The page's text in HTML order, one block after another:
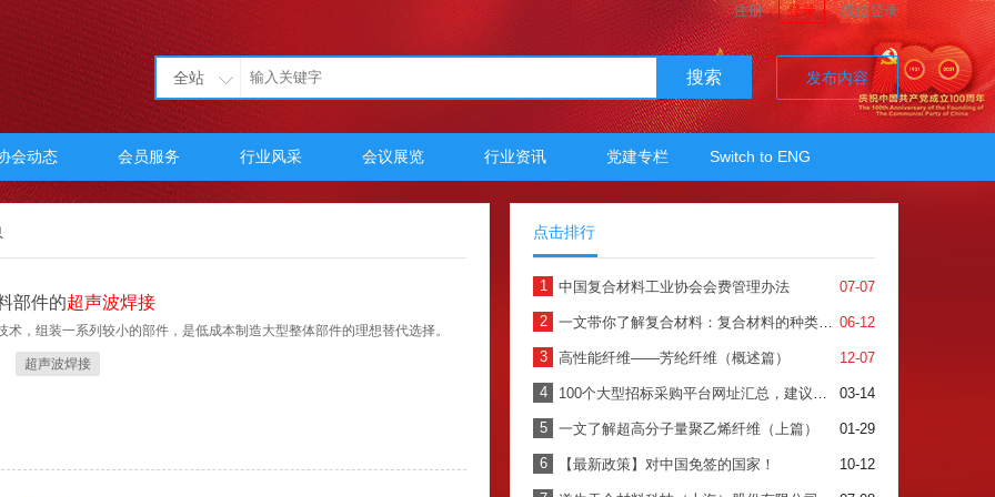
注册 登录 微信登录
全站 搜索 发布内容
会动态 会员服务 行业风采 会议展览 行业资讯 党建专栏 Switch to ENG
部件的超声波焊接
术，组装一系列较小的部件，是低成本制造大型整体部件的理想替代选择。
超声波焊接
点击排行
1 07-07
中国复合材料工业协会会费管理办法
2 06-12
一文带你了解复合材料：复合材料的种类、加工及应用
3 12-07
高性能纤维——芳纶纤维（概述篇）
4 03-14
100个大型招标采购平台网址汇总，建议收藏！（上）
5 01-29
一文了解超高分子量聚乙烯纤维（上篇）
6 10-12
【最新政策】对中国免签的国家！